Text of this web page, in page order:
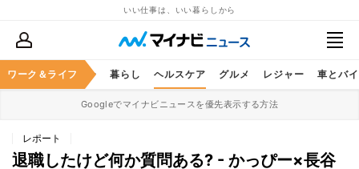
いい仕事は、いい暮らしから
ワーク＆ライフ
ススキル マネー 暮らし ヘルスケア グルメ レジャー 車とバ
Googleでマイナビニュースを優先表示する方法
レポート
退職したけど何か質問ある? - かっぴー×長谷